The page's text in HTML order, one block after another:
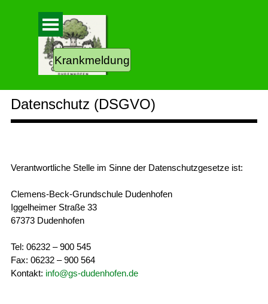
Krankmeldung
Menü überspringen
Datenschutz (DSGVO)
Verantwortliche Stelle im Sinne der Datenschutzgesetze ist:
Clemens-Beck-Grundschule Dudenhofen
Iggelheimer Straße 33
67373 Dudenhofen
Tel: 06232 – 900 545
Fax: 06232 – 900 564
Kontakt: info@gs-dudenhofen.de